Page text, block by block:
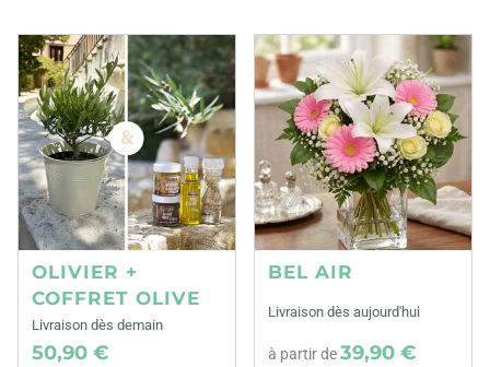
OLIVIER +
COFFRET OLIVE
Livraison dès demain
50,90 €
BEL AIR
Livraison dès aujourd'hui
à partir de39,90 €